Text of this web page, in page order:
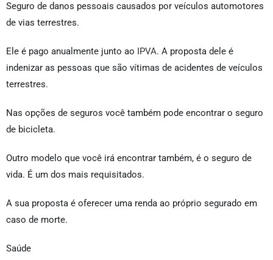
Seguro de danos pessoais causados por veículos automotores
de vias terrestres.
Ele é pago anualmente junto ao IPVA. A proposta dele é
indenizar as pessoas que são vítimas de acidentes de veículos
terrestres.
Nas opções de seguros você também pode encontrar o seguro
de bicicleta.
Outro modelo que você irá encontrar também, é o seguro de
vida. É um dos mais requisitados.
A sua proposta é oferecer uma renda ao próprio segurado em
caso de morte.
Saúde